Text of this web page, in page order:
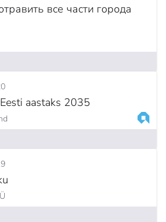
все части города
aastaks 2035